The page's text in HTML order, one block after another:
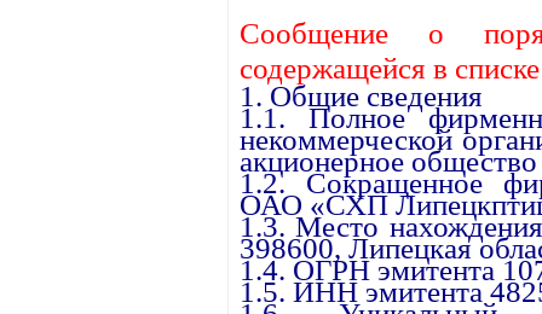
Сообщение о
содержащейся в
1. Общие сведения
1.1. Полное
некоммерческой
акционерное
1.2. Сокращенное
ОАО «СХП
1.3. Место
398600, Липецкая
1.4. ОГРН эмитента
1.5. ИНН эмитента